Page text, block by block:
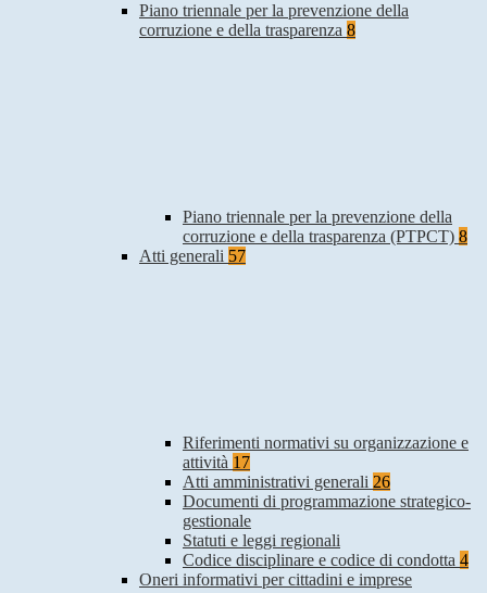
Piano triennale per la prevenzione della
corruzione e della trasparenza 8
Piano triennale per la prevenzione della
corruzione e della trasparenza (PTPCT) 8
Atti generali 57
Riferimenti normativi su organizzazione e
attività 17
Atti amministrativi generali 26
Documenti di programmazione strategico-
gestionale
Statuti e leggi regionali
Codice disciplinare e codice di condotta 4
Oneri informativi per cittadini e imprese